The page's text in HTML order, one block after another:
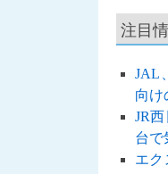
注目
JAL
向け
JR
台で
エク